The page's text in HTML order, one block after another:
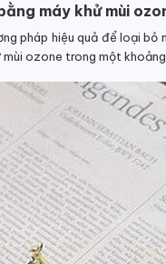
máy khử mùi
pháp hiệu quả để loại
ozone trong một